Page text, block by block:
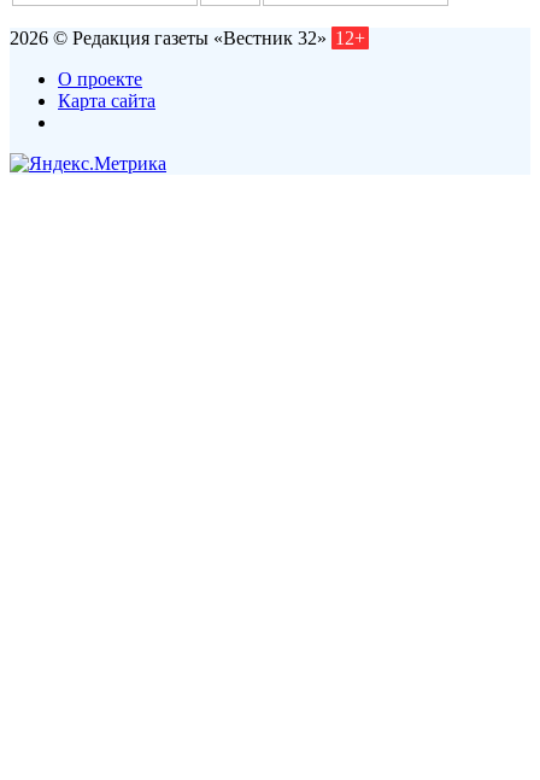
2026 © Редакция газеты «Вестник 32» 12+
О проекте
Карта сайта